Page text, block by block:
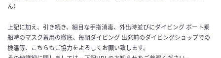
ん）
上記に加え、引き続き、細目な手指消毒、外出時並びにダイビング ボート乗
船時のマスク着用の徹底、毎朝ダイビング 出発前のダイビングショップでの
検温等、こちらもご協力をよろしくお願い致します。